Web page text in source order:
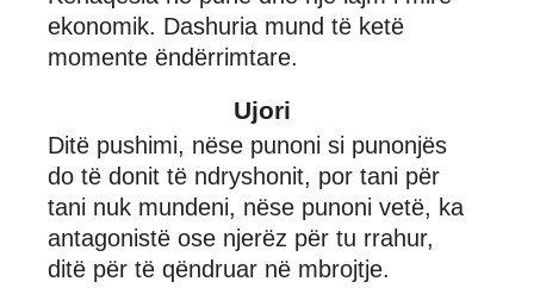
ekonomik. Dashuria mund të ketë
momente ëndërrimtare.
Ujori
Ditë pushimi, nëse punoni si punonjës
do të donit të ndryshonit, por tani për
tani nuk mundeni, nëse punoni vetë, ka
antagonistë ose njerëz për tu rrahur,
ditë për të qëndruar në mbrojtje.